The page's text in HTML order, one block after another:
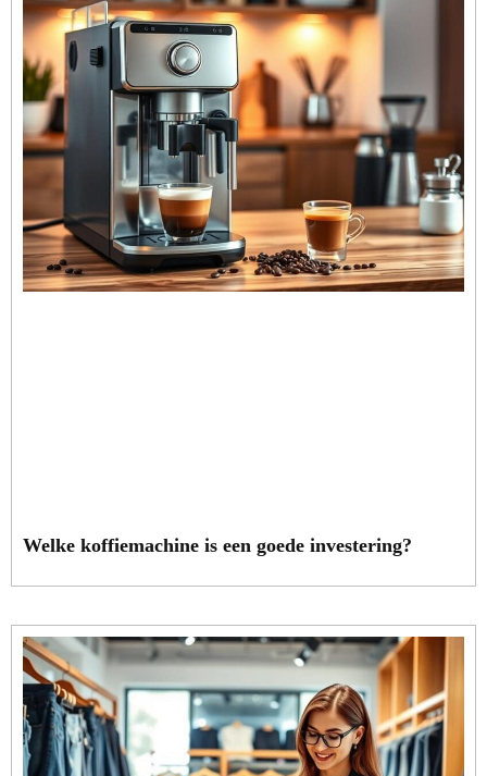
Welke koffiemachine is een goede investering?